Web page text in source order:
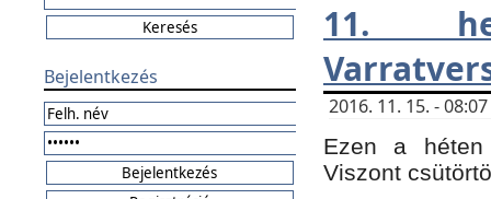
Bejelentkezés
11.
2016. 11. 15. -
Ezen a héten
Viszont